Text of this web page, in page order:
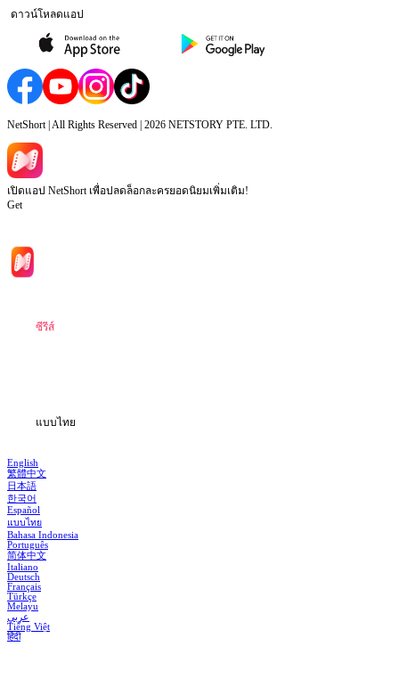
ดาวน์โหลดแอป
NetShort | All Rights Reserved | 2026 NETSTORY PTE. LTD.
เปิดแอป NetShort เพื่อปลดล็อกละครยอดนิยมเพิ่มเติม!
Get
ซีรีส์
แบบไทย
English
繁體中文
日本語
한국어
Español
แบบไทย
Bahasa Indonesia
Português
简体中文
Italiano
Deutsch
Français
Türkçe
Melayu
عربي
Tiếng Việt
हिंदी